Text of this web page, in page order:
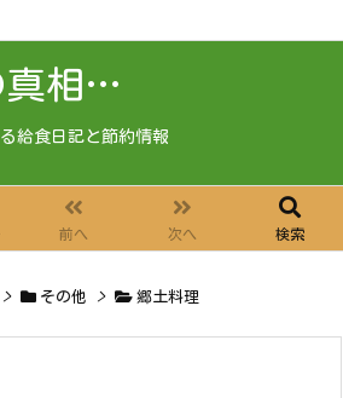
真相…
給食日記と節約情報
前へ 次へ 検索
> その他 > 郷土料理